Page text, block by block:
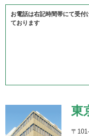
お電話は右記時間帯にて受付
ております
東
〒